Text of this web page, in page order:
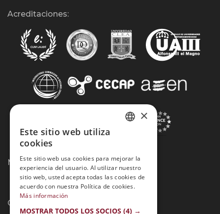
Acreditaciones:
Métodos de Pago:
Contacto:
×
Este sitio web utiliza
cookies
Este sitio web usa cookies para mejorar la
experiencia del usuario. Al utilizar nuestro
sitio web, usted acepta todas las cookies de
acuerdo con nuestra Política de cookies.
Más información
MOSTRAR TODOS LOS SOCIOS (4) →